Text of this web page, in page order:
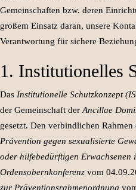
Gemeinschaften bzw. deren
großem Einsatz daran, unsere
Verantwortung für sichere
1. Institutionelles
Das Institutionelle Schutzkonzept
der Gemeinschaft der Ancillae
gesetzt. Den verbindlichen
Prävention gegen sexualisierte
oder hilfebedürftigen Erwachsenen
Ordensobernkonferenz vom
zur Präventionsrahmenordnung